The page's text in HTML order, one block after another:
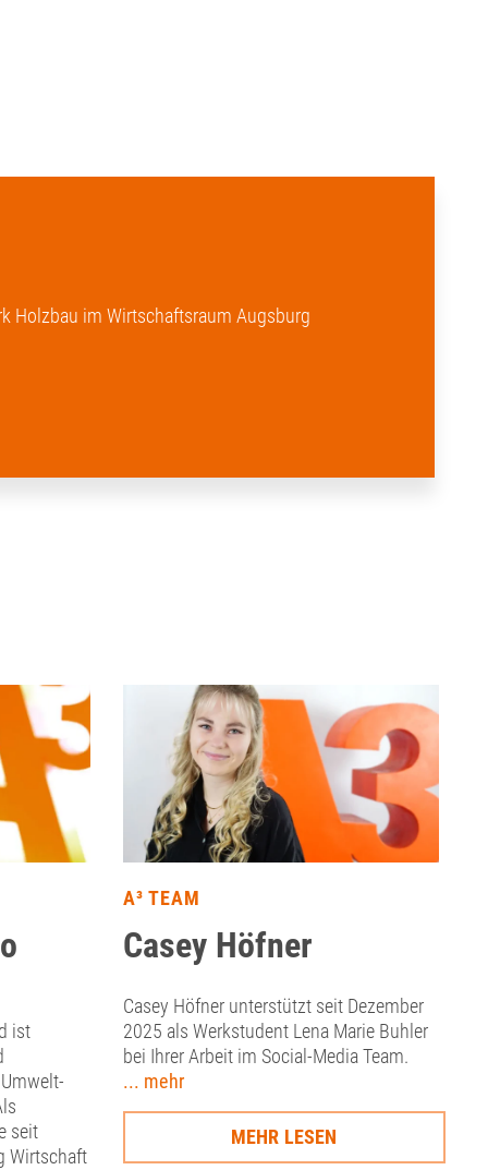
Holzbau im Wirtschaftsraum Augsburg
ist
seit
Wirtschaft
A³ TEAM
Casey Höfner
Casey Höfner unterstützt seit Dezember
2025 als Werkstudent Lena Marie Buhler
bei Ihrer Arbeit im Social-Media Team.
... mehr
MEHR LESEN